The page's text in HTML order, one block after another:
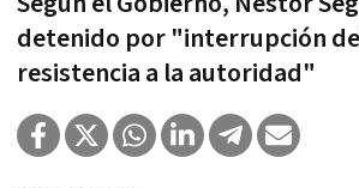
detenido por "interrupción
resistencia a la autoridad"